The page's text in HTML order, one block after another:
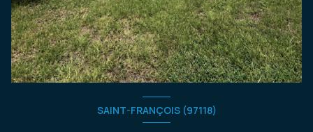
SAINT-FRANÇOIS (97118)